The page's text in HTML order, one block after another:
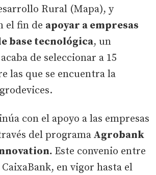
Rural (Mapa), y
el fin de apoyar a empresas
base tecnológica, un
de seleccionar a 15
las que se encuentra la
con el apoyo a las empresas
del programa Agrobank
Este convenio entre
en vigor hasta el